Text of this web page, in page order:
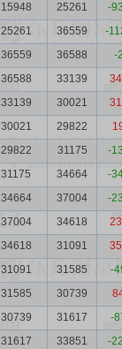
15948 25261
-
25261 36559
-
36559 36588
-
36588 33139
33139 30021
30021 29822
29822 31175
-
31175 34664
-
34664 37004
-
37004 34618
34618 31091
31091 31585
-
31585 30739
30739 31617
-
31617 33851
-